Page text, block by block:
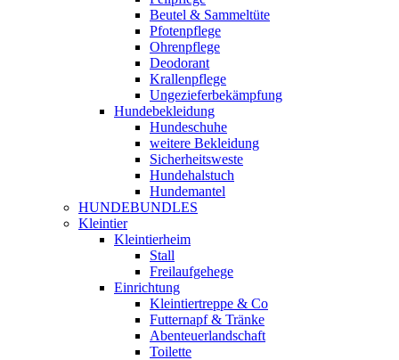
Beutel & Sammeltüte
Pfotenpflege
Ohrenpflege
Deodorant
Krallenpflege
Ungezieferbekämpfung
Hundebekleidung
Hundeschuhe
weitere Bekleidung
Sicherheitsweste
Hundehalstuch
Hundemantel
HUNDEBUNDLES
Kleintier
Kleintierheim
Stall
Freilaufgehege
Einrichtung
Kleintiertreppe & Co
Futternapf & Tränke
Abenteuerlandschaft
Toilette